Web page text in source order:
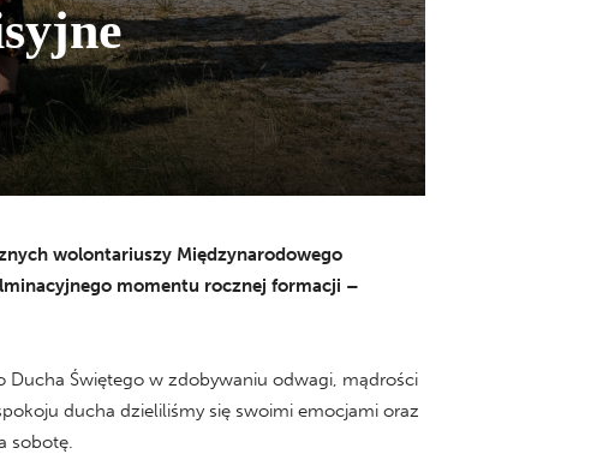
wolontariuszy Międzynarodowego
momentu rocznej formacji –
Ducha Świętego w zdobywaniu odwagi, mądrości
ducha dzieliliśmy się swoimi emocjami oraz
sobotę.